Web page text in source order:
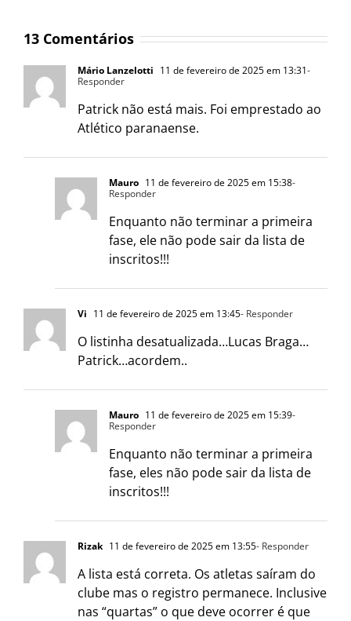
13 Comentários
Mário Lanzelotti 11 de fevereiro de 2025 em 13:31-
Responder
Patrick não está mais. Foi emprestado ao
Atlético paranaense.
Mauro 11 de fevereiro de 2025 em 15:38-
Responder
Enquanto não terminar a primeira
fase, ele não pode sair da lista de
inscritos!!!
Vi 11 de fevereiro de 2025 em 13:45- Responder
O listinha desatualizada…Lucas Braga…
Patrick…acordem..
Mauro 11 de fevereiro de 2025 em 15:39-
Responder
Enquanto não terminar a primeira
fase, eles não pode sair da lista de
inscritos!!!
Rizak 11 de fevereiro de 2025 em 13:55- Responder
A lista está correta. Os atletas saíram do
clube mas o registro permanece. Inclusive
nas “quartas” o que deve ocorrer é que